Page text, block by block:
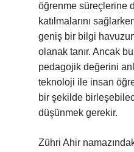
öğrenme süreçlerine
katılmalarını
geniş bir bilgi
olanak tanır. Ancak
pedagojik değerini
teknoloji ile insan
bir şekilde
düşünmek gerekir.
Zühri Ahir